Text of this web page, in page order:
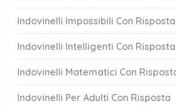
Indovinelli Impossibili Con Risposta
Indovinelli Intelligenti Con Risposta
Indovinelli Matematici Con
Indovinelli Per Adulti Con Risposta